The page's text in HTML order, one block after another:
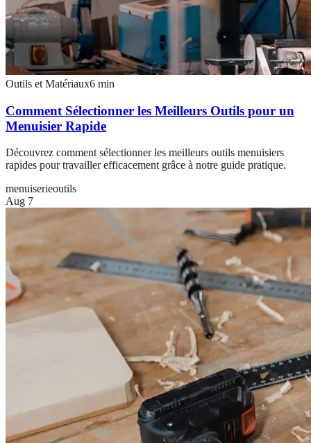
Outils et Matériaux6 min
Comment Sélectionner les Meilleurs Outils pour un
Menuisier Rapide
Découvrez comment sélectionner les meilleurs outils menuisiers
rapides pour travailler efficacement grâce à notre guide pratique.
menuiserieoutils
Aug 7